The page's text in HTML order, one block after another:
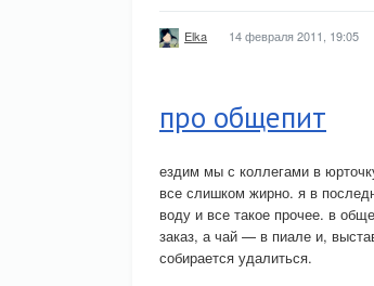
Elka 14 февраля 2011, 19:05
про общепит
ездим мы с коллегами в
все слишком жирно. я в
воду и все такое прочее. в
заказ, а чай — в пиале и,
собирается удалиться.